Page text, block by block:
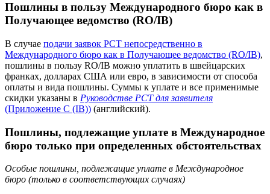
Пошлины в пользу Международного бюро как в
Получающее ведомство (RO/IB)
В случае подачи заявок PCT непосредственно в
Международного бюро как в Получающее ведомство (RO/IB),
пошлины в пользу RO/IB можно уплатить в швейцарских
франках, долларах США или евро, в зависимости от способа
оплаты и вида пошлины. Суммы к уплате и все применимые
скидки указаны в Руководстве PCT для заявителя
(Приложение C (IB)) (английский).
Пошлины, подлежащие уплате в Международное
бюро только при определенных обстоятельствах
Особые пошлины, подлежащие уплате в Международное
бюро (только в соответствующих случаях)